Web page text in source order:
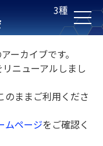
3種
ーカイブです。
ニューアルしまし
のままご利用くださ
ムページをご確認く